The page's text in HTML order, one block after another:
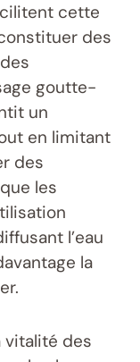
cette
des
goutte-
un
en limitant
des
les
l’eau
la
vitalité des